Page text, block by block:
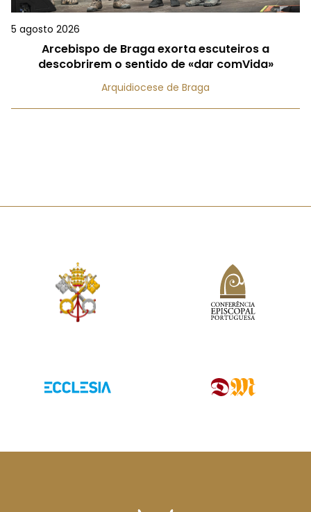
5 agosto 2026
Arcebispo de Braga exorta escuteiros a
descobrirem o sentido de «dar comVida»
Arquidiocese de Braga